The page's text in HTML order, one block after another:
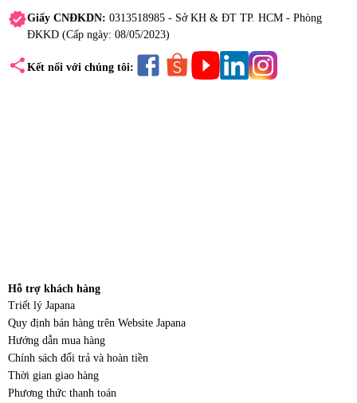
verifiedGiấy CNĐKDN: 0313518985 - Sở KH & ĐT TP. HCM - Phòng
ĐKKD (Cấp ngày: 08/05/2023)
share Kết nối với chúng tôi:
Hỗ trợ khách hàng
Triết lý Japana
Quy định bán hàng trên Website Japana
Hướng dẫn mua hàng
Chính sách đổi trả và hoàn tiền
Thời gian giao hàng
Phương thức thanh toán